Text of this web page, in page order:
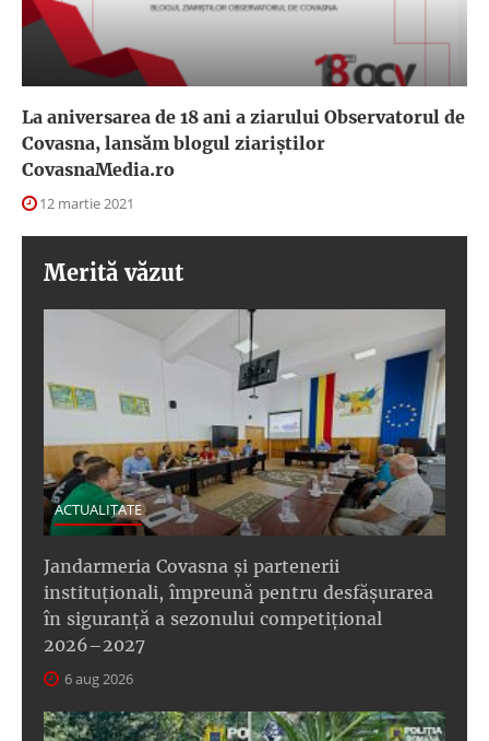
La aniversarea de 18 ani a ziarului Observatorul de
Covasna, lansăm blogul ziariștilor
CovasnaMedia.ro
12 martie 2021
Merită văzut
ACTUALITATE
Jandarmeria Covasna și partenerii
instituționali, împreună pentru desfășurarea
în siguranță a sezonului competițional
2026–2027
6 aug 2026